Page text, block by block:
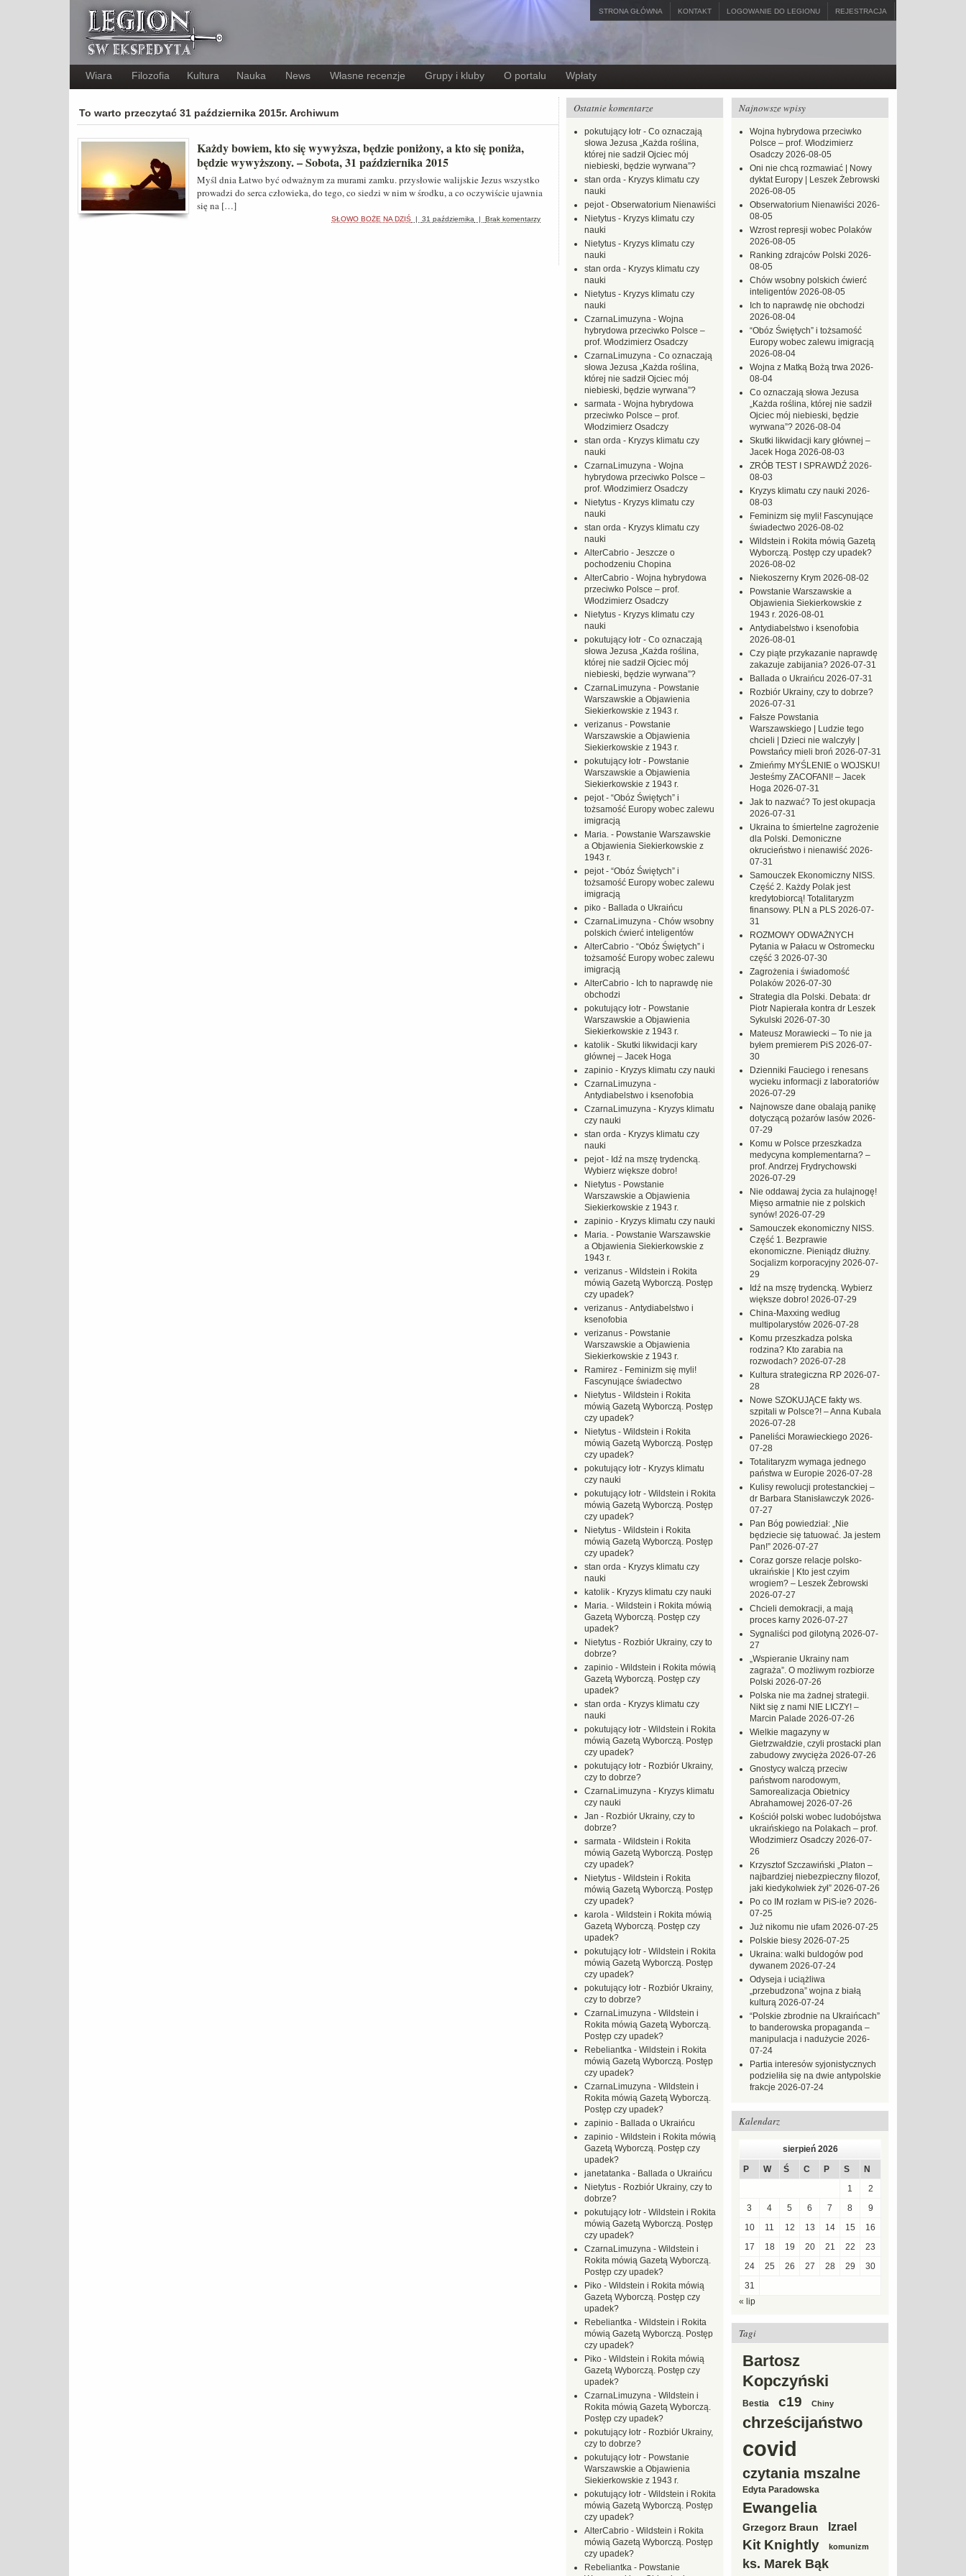
STRONA GŁÓWNA KONTAKT LOGOWANIE DO LEGIONU REJESTRACJA
Wiara Filozofia Kultura Nauka News Własne recenzje Grupy i kluby O portalu Wpłaty
To warto przeczytać 31 października 2015r. Archiwum
Każdy bowiem, kto się wywyższa, będzie poniżony, a kto się poniża,
będzie wywyższony. – Sobota, 31 października 2015
Myśl dnia Łatwo być odważnym za murami zamku. przysłowie walijskie Jezus wszystko
prowadzi do serca człowieka, do tego, co siedzi w nim w środku, a co oczywiście ujawnia
się na […]
SŁOWO BOŻE NA DZIŚ | 31 października | Brak komentarzy
Najnowsze wpisy
Wojna hybrydowa przeciwko
Polsce – prof. Włodzimierz
Osadczy 2026-08-05
Oni nie chcą rozmawiać | Nowy
dyktat Europy | Leszek Żebrowski
2026-08-05
Obserwatorium Nienawiści 2026-
08-05
Wzrost represji wobec Polaków
2026-08-05
Ranking zdrajców Polski 2026-
08-05
Chów wsobny polskich ćwierć
inteligentów 2026-08-05
Ich to naprawdę nie obchodzi
2026-08-04
“Obóz Świętych” i tożsamość
Europy wobec zalewu imigracją
2026-08-04
Wojna z Matką Bożą trwa 2026-
08-04
Co oznaczają słowa Jezusa
„Każda roślina, której nie sadził
Ojciec mój niebieski, będzie
wyrwana”? 2026-08-04
Skutki likwidacji kary głównej –
Jacek Hoga 2026-08-03
ZRÓB TEST I SPRAWDŹ 2026-
08-03
Kryzys klimatu czy nauki 2026-
08-03
Feminizm się myli! Fascynujące
świadectwo 2026-08-02
Wildstein i Rokita mówią Gazetą
Wyborczą. Postęp czy upadek?
2026-08-02
Niekoszerny Krym 2026-08-02
Powstanie Warszawskie a
Objawienia Siekierkowskie z
1943 r. 2026-08-01
Antydiabelstwo i ksenofobia
2026-08-01
Czy piąte przykazanie naprawdę
zakazuje zabijania? 2026-07-31
Ballada o Ukraińcu 2026-07-31
Rozbiór Ukrainy, czy to dobrze?
2026-07-31
Fałsze Powstania
Warszawskiego | Ludzie tego
chcieli | Dzieci nie walczyły |
Powstańcy mieli broń 2026-07-31
Zmieńmy MYŚLENIE o WOJSKU!
Jesteśmy ZACOFANI! – Jacek
Hoga 2026-07-31
Jak to nazwać? To jest okupacja
2026-07-31
Ukraina to śmiertelne zagrożenie
dla Polski. Demoniczne
okrucieństwo i nienawiść 2026-
07-31
Samouczek Ekonomiczny NISS.
Część 2. Każdy Polak jest
kredytobiorcą! Totalitaryzm
finansowy. PLN a PLS 2026-07-
31
ROZMOWY ODWAŻNYCH
Pytania w Pałacu w Ostromecku
część 3 2026-07-30
Zagrożenia i świadomość
Polaków 2026-07-30
Strategia dla Polski. Debata: dr
Piotr Napierała kontra dr Leszek
Sykulski 2026-07-30
Mateusz Morawiecki – To nie ja
byłem premierem PiS 2026-07-
30
Dzienniki Fauciego i renesans
wycieku informacji z laboratoriów
2026-07-29
Najnowsze dane obalają panikę
dotyczącą pożarów lasów 2026-
07-29
Komu w Polsce przeszkadza
medycyna komplementarna? –
prof. Andrzej Frydrychowski
2026-07-29
Nie oddawaj życia za hulajnogę!
Mięso armatnie nie z polskich
synów! 2026-07-29
Samouczek ekonomiczny NISS.
Część 1. Bezprawie
ekonomiczne. Pieniądz dłużny.
Socjalizm korporacyjny 2026-07-
29
Idź na mszę trydencką. Wybierz
większe dobro! 2026-07-29
China-Maxxing według
multipolarystów 2026-07-28
Komu przeszkadza polska
rodzina? Kto zarabia na
rozwodach? 2026-07-28
Kultura strategiczna RP 2026-07-
28
Nowe SZOKUJĄCE fakty ws.
szpitali w Polsce?! – Anna Kubala
2026-07-28
Paneliści Morawieckiego 2026-
07-28
Totalitaryzm wymaga jednego
państwa w Europie 2026-07-28
Kulisy rewolucji protestanckiej –
dr Barbara Stanisławczyk 2026-
07-27
Pan Bóg powiedział: „Nie
będziecie się tatuować. Ja jestem
Pan!” 2026-07-27
Coraz gorsze relacje polsko-
ukraińskie | Kto jest czyim
wrogiem? – Leszek Żebrowski
2026-07-27
Chcieli demokracji, a mają
proces karny 2026-07-27
Sygnaliści pod gilotyną 2026-07-
27
„Wspieranie Ukrainy nam
zagraża”. O możliwym rozbiorze
Polski 2026-07-26
Polska nie ma żadnej strategii.
Nikt się z nami NIE LICZY! –
Marcin Palade 2026-07-26
Wielkie magazyny w
Gietrzwałdzie, czyli prostacki plan
zabudowy zwycięża 2026-07-26
Gnostycy walczą przeciw
państwom narodowym,
Samorealizacja Obietnicy
Abrahamowej 2026-07-26
Kościół polski wobec ludobójstwa
ukraińskiego na Polakach – prof.
Włodzimierz Osadczy 2026-07-
26
Krzysztof Szczawiński „Platon –
najbardziej niebezpieczny filozof,
jaki kiedykolwiek żył” 2026-07-26
Po co IM rozłam w PiS-ie? 2026-
07-25
Już nikomu nie ufam 2026-07-25
Polskie biesy 2026-07-25
Ukraina: walki buldogów pod
dywanem 2026-07-24
Odyseja i uciążliwa
„przebudzona” wojna z białą
kulturą 2026-07-24
“Polskie zbrodnie na Ukraińcach”
to banderowska propaganda –
manipulacja i nadużycie 2026-
07-24
Partia interesów syjonistycznych
podzieliła się na dwie antypolskie
frakcje 2026-07-24
Kalendarz
sierpień 2026
P
W Ś C P S
N
1
2
3
4 5 6 7 8
9
10
11 12 13 14 15
16
17
18 19 20 21 22
23
24
25 26 27 28 29
30
31
« lip
Tagi
Bartosz
Kopczyński
Bestia c19 Chiny
chrześcijaństwo
covid
czytania mszalne
Edyta Paradowska
Ewangelia
Grzegorz Braun Izrael
Kit Knightly komunizm
ks. Marek Bąk
Ostatnie komentarze
pokutujący łotr - Co oznaczają
słowa Jezusa „Każda roślina,
której nie sadził Ojciec mój
niebieski, będzie wyrwana”?
stan orda - Kryzys klimatu czy
nauki
pejot- Obserwatorium Nienawiści
Nietytus - Kryzys klimatu czy
nauki
Nietytus - Kryzys klimatu czy
nauki
stan orda - Kryzys klimatu czy
nauki
Nietytus - Kryzys klimatu czy
nauki
CzarnaLimuzyna - Wojna
hybrydowa przeciwko Polsce –
prof. Włodzimierz Osadczy
CzarnaLimuzyna - Co oznaczają
słowa Jezusa „Każda roślina,
której nie sadził Ojciec mój
niebieski, będzie wyrwana”?
sarmata - Wojna hybrydowa
przeciwko Polsce – prof.
Włodzimierz Osadczy
stan orda - Kryzys klimatu czy
nauki
CzarnaLimuzyna - Wojna
hybrydowa przeciwko Polsce –
prof. Włodzimierz Osadczy
Nietytus - Kryzys klimatu czy
nauki
stan orda - Kryzys klimatu czy
nauki
AlterCabrio - Jeszcze o
pochodzeniu Chopina
AlterCabrio - Wojna hybrydowa
przeciwko Polsce – prof.
Włodzimierz Osadczy
Nietytus - Kryzys klimatu czy
nauki
pokutujący łotr - Co oznaczają
słowa Jezusa „Każda roślina,
której nie sadził Ojciec mój
niebieski, będzie wyrwana”?
CzarnaLimuzyna - Powstanie
Warszawskie a Objawienia
Siekierkowskie z 1943 r.
verizanus - Powstanie
Warszawskie a Objawienia
Siekierkowskie z 1943 r.
pokutujący łotr - Powstanie
Warszawskie a Objawienia
Siekierkowskie z 1943 r.
pejot- “Obóz Świętych” i
tożsamość Europy wobec zalewu
imigracją
Maria. - Powstanie Warszawskie
a Objawienia Siekierkowskie z
1943 r.
pejot- “Obóz Świętych” i
tożsamość Europy wobec zalewu
imigracją
piko - Ballada o Ukraińcu
CzarnaLimuzyna - Chów wsobny
polskich ćwierć inteligentów
AlterCabrio - “Obóz Świętych” i
tożsamość Europy wobec zalewu
imigracją
AlterCabrio - Ich to naprawdę nie
obchodzi
pokutujący łotr - Powstanie
Warszawskie a Objawienia
Siekierkowskie z 1943 r.
katolik - Skutki likwidacji kary
głównej – Jacek Hoga
zapinio - Kryzys klimatu czy nauki
CzarnaLimuzyna -
Antydiabelstwo i ksenofobia
CzarnaLimuzyna - Kryzys klimatu
czy nauki
stan orda - Kryzys klimatu czy
nauki
pejot- Idź na mszę trydencką.
Wybierz większe dobro!
Nietytus - Powstanie
Warszawskie a Objawienia
Siekierkowskie z 1943 r.
zapinio - Kryzys klimatu czy nauki
Maria. - Powstanie Warszawskie
a Objawienia Siekierkowskie z
1943 r.
verizanus - Wildstein i Rokita
mówią Gazetą Wyborczą. Postęp
czy upadek?
verizanus - Antydiabelstwo i
ksenofobia
verizanus - Powstanie
Warszawskie a Objawienia
Siekierkowskie z 1943 r.
Ramirez - Feminizm się myli!
Fascynujące świadectwo
Nietytus - Wildstein i Rokita
mówią Gazetą Wyborczą. Postęp
czy upadek?
Nietytus - Wildstein i Rokita
mówią Gazetą Wyborczą. Postęp
czy upadek?
pokutujący łotr - Kryzys klimatu
czy nauki
pokutujący łotr - Wildstein i Rokita
mówią Gazetą Wyborczą. Postęp
czy upadek?
Nietytus - Wildstein i Rokita
mówią Gazetą Wyborczą. Postęp
czy upadek?
stan orda - Kryzys klimatu czy
nauki
katolik - Kryzys klimatu czy nauki
Maria. - Wildstein i Rokita mówią
Gazetą Wyborczą. Postęp czy
upadek?
Nietytus - Rozbiór Ukrainy, czy to
dobrze?
zapinio - Wildstein i Rokita mówią
Gazetą Wyborczą. Postęp czy
upadek?
stan orda - Kryzys klimatu czy
nauki
pokutujący łotr - Wildstein i Rokita
mówią Gazetą Wyborczą. Postęp
czy upadek?
pokutujący łotr - Rozbiór Ukrainy,
czy to dobrze?
CzarnaLimuzyna - Kryzys klimatu
czy nauki
Jan - Rozbiór Ukrainy, czy to
dobrze?
sarmata - Wildstein i Rokita
mówią Gazetą Wyborczą. Postęp
czy upadek?
Nietytus - Wildstein i Rokita
mówią Gazetą Wyborczą. Postęp
czy upadek?
karola - Wildstein i Rokita mówią
Gazetą Wyborczą. Postęp czy
upadek?
pokutujący łotr - Wildstein i Rokita
mówią Gazetą Wyborczą. Postęp
czy upadek?
pokutujący łotr - Rozbiór Ukrainy,
czy to dobrze?
CzarnaLimuzyna - Wildstein i
Rokita mówią Gazetą Wyborczą.
Postęp czy upadek?
Rebeliantka - Wildstein i Rokita
mówią Gazetą Wyborczą. Postęp
czy upadek?
CzarnaLimuzyna - Wildstein i
Rokita mówią Gazetą Wyborczą.
Postęp czy upadek?
zapinio - Ballada o Ukraińcu
zapinio - Wildstein i Rokita mówią
Gazetą Wyborczą. Postęp czy
upadek?
janetatanka - Ballada o Ukraińcu
Nietytus - Rozbiór Ukrainy, czy to
dobrze?
pokutujący łotr - Wildstein i Rokita
mówią Gazetą Wyborczą. Postęp
czy upadek?
CzarnaLimuzyna - Wildstein i
Rokita mówią Gazetą Wyborczą.
Postęp czy upadek?
Piko - Wildstein i Rokita mówią
Gazetą Wyborczą. Postęp czy
upadek?
Rebeliantka - Wildstein i Rokita
mówią Gazetą Wyborczą. Postęp
czy upadek?
Piko - Wildstein i Rokita mówią
Gazetą Wyborczą. Postęp czy
upadek?
CzarnaLimuzyna - Wildstein i
Rokita mówią Gazetą Wyborczą.
Postęp czy upadek?
pokutujący łotr - Rozbiór Ukrainy,
czy to dobrze?
pokutujący łotr - Powstanie
Warszawskie a Objawienia
Siekierkowskie z 1943 r.
pokutujący łotr - Wildstein i Rokita
mówią Gazetą Wyborczą. Postęp
czy upadek?
AlterCabrio - Wildstein i Rokita
mówią Gazetą Wyborczą. Postęp
czy upadek?
Rebeliantka - Powstanie